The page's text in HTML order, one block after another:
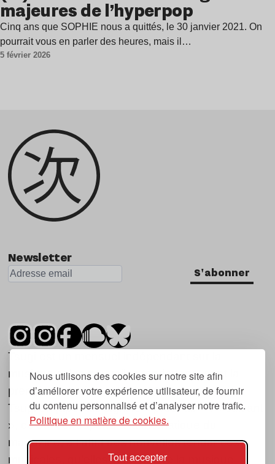
Nous utilisons des cookies sur notre site afin
d’améliorer votre expérience utilisateur, de fournir
du contenu personnalisé et d’analyser notre trafic.
Politique en matière de cookies.
Tout accepter
majeures de l’hyperpop
Cinq ans que SOPHIE nous a quittés, le 30 janvier 2021. On
pourrait vous en parler des heures, mais il…
5 février 2026
Newsletter
S'abonner
Tsugi est un mensuel indépendant sur la
musique et les nouvelles tendances, dont la
première parution date de 2007.
Tsugi en japonais signifie « prochain », « suivant
», ce qui correspond à la thématique du
magazine, à l’affût des nouvelles tendances
musicales, qu’elles viennent de la musique